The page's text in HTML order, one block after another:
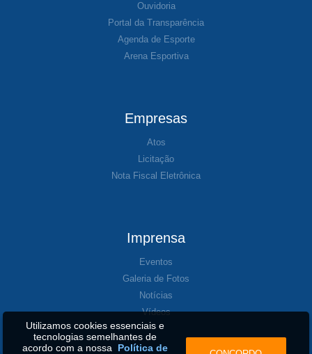
Ouvidoria
Portal da Transparência
Agenda de Esporte
Arena Esportiva
Empresas
Atos
Licitação
Nota Fiscal Eletrônica
Imprensa
Eventos
Galeria de Fotos
Notícias
Vídeos
Utilizamos cookies essenciais e
tecnologias semelhantes de
acordo com a nossa Política de